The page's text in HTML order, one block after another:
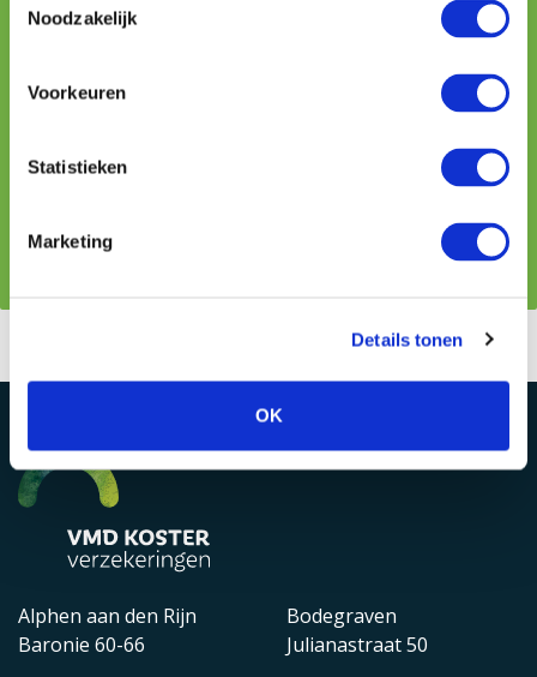
Noodzakelijk
Voorkeuren
Statistieken
Marketing
Details tonen
OK
werkdag contact met je op.
Alphen aan den Rijn
Baronie 60-66
Bodegraven
Julianastraat 50